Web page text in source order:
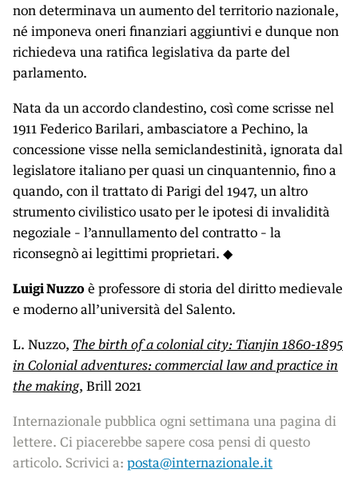
non determinava un aumento del territorio nazionale,
né imponeva oneri finanziari aggiuntivi e dunque non
richiedeva una ratifica legislativa da parte del
parlamento.
Nata da un accordo clandestino, così come scrisse nel
1911 Federico Barilari, ambasciatore a Pechino, la
concessione visse nella semiclandestinità, ignorata dal
legislatore italiano per quasi un cinquantennio, fino a
quando, con il trattato di Parigi del 1947, un altro
strumento civilistico usato per le ipotesi di invalidità
negoziale – l’annullamento del contratto – la
riconsegnò ai legittimi proprietari. ◆
Luigi Nuzzo è professore di storia del diritto medievale
e moderno all’università del Salento.
L. Nuzzo, The birth of a colonial city: Tianjin 1860-1895
in Colonial adventures: commercial law and practice in
the making, Brill 2021
Internazionale pubblica ogni settimana una pagina di
lettere. Ci piacerebbe sapere cosa pensi di questo
articolo. Scrivici a: posta@internazionale.it